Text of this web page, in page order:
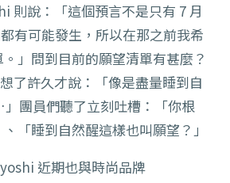
則說：「這個預言不是只有 7 月
有可能發生，所以在那之前我希
」問到目前的願望清單有甚麼？
了許久才說：「像是盡量睡到自
團員們聽了立刻吐槽：「你根
「睡到自然醒這樣也叫願望？」
近期也與時尚品牌